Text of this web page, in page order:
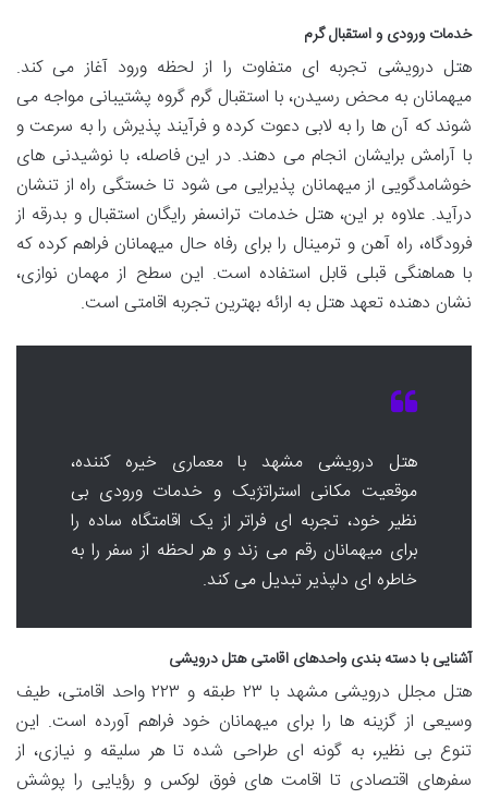
خدمات ورودی و استقبال گرم
هتل درویشی تجربه ای متفاوت را از لحظه ورود آغاز می کند.
میهمانان به محض رسیدن، با استقبال گرم گروه پشتیبانی مواجه می
شوند که آن ها را به لابی دعوت کرده و فرآیند پذیرش را به سرعت و
با آرامش برایشان انجام می دهند. در این فاصله، با نوشیدنی های
خوشامدگویی از میهمانان پذیرایی می شود تا خستگی راه از تنشان
درآید. علاوه بر این، هتل خدمات ترانسفر رایگان استقبال و بدرقه از
فرودگاه، راه آهن و ترمینال را برای رفاه حال میهمانان فراهم کرده که
با هماهنگی قبلی قابل استفاده است. این سطح از مهمان نوازی،
نشان دهنده تعهد هتل به ارائه بهترین تجربه اقامتی است.
هتل درویشی مشهد با معماری خیره کننده،
موقعیت مکانی استراتژیک و خدمات ورودی بی
نظیر خود، تجربه ای فراتر از یک اقامتگاه ساده را
برای میهمانان رقم می زند و هر لحظه از سفر را به
خاطره ای دلپذیر تبدیل می کند.
آشنایی با دسته بندی واحدهای اقامتی هتل درویشی
هتل مجلل درویشی مشهد با ۲۳ طبقه و ۲۲۳ واحد اقامتی، طیف
وسیعی از گزینه ها را برای میهمانان خود فراهم آورده است. این
تنوع بی نظیر، به گونه ای طراحی شده تا هر سلیقه و نیازی، از
سفرهای اقتصادی تا اقامت های فوق لوکس و رؤیایی را پوشش